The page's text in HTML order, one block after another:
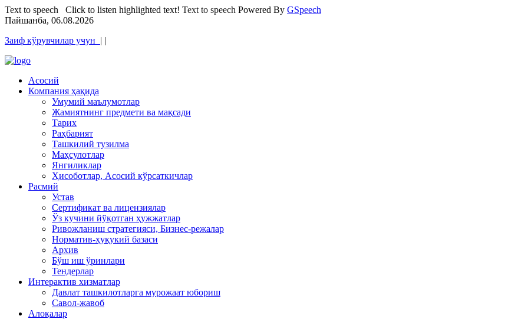
Text to speech Click to listen highlighted text! Text to speech Powered By GSpeech
Пайшанба, 06.08.2026
Заиф кўрувчилар учун | |
Асосий
Компания ҳақида
Умумий маълумотлар
Жамиятнинг предмети ва мақсади
Тарих
Раҳбарият
Ташкилий тузилма
Маҳсулотлар
Янгиликлар
Ҳисоботлар, Асосий кўрсаткичлар
Расмий
Устав
Сертификат ва лицензиялар
Ўз кучини йўқотган ҳужжатлар
Ривожланиш стратегияси, Бизнес-режалар
Норматив-ҳуқукий базаси
Архив
Бўш иш ўринлари
Тендерлар
Интерактив хизматлар
Давлат ташкилотларга мурожаат юбориш
Савол-жавоб
Алоқалар